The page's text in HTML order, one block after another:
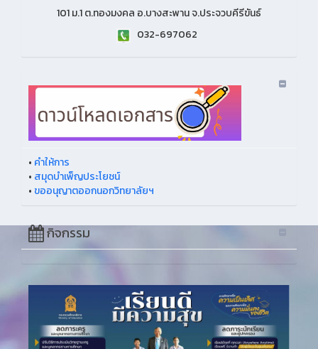
101 ม.1 ต.ทองมงคล อ.บางสะพาน จ.ประจวบคีรีขันธ์
032-697062
• คำให้การ
• สมุดบำเพ็ญประโยชน์
• ขออนุญาตออกนอกวิทยาลัยฯ
กิจกรรม